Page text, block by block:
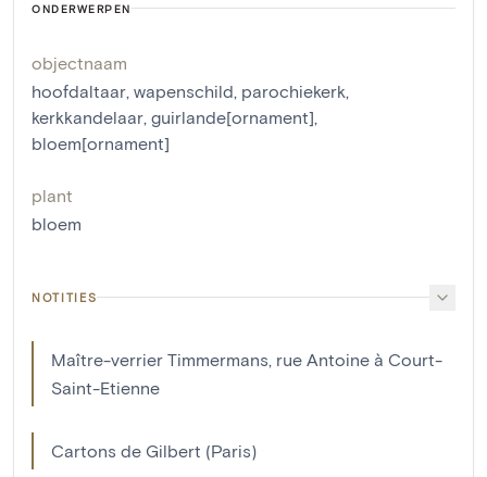
ONDERWERPEN
objectnaam
hoofdaltaar wapenschild parochiekerk
kerkkandelaar guirlande[ornament]
bloem[ornament]
plant
bloem
NOTITIES
Maître-verrier Timmermans, rue Antoine à Court-
Saint-Etienne
Cartons de Gilbert (Paris)